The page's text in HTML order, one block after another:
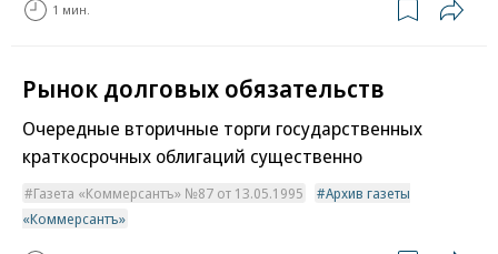
1 мин.
Рынок долговых обязательств
Очередные вторичные торги государственных
краткосрочных облигаций существенно
Газета «Коммерсантъ» №87 от 13.05.1995
Архив газеты
«Коммерсантъ»